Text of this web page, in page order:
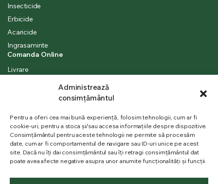
Administrează
consimțământul
Pentru a oferi cea mai bună experiență, folosim tehnologii, cum ar fi
cookie-uri, pentru a stoca și/sau accesa informațiile despre dispozitive.
Consimțământul pentru aceste tehnologii ne permite să procesăm
date, cum ar fi comportamentul de navigare sau ID-uri unice pe acest
site. Dacă nu îți dai consimțământul sau îți retragi consimțământul dat
poate avea afecte negative asupra unor anumite funcționalități și funcții.
Insecticide
Erbicide
Acaricide
Ingrasaminte
Comanda Online
Livrare
Finalizare comanda
Informatii Utile
Politica de Confidentialitate
Termeni si Conditii